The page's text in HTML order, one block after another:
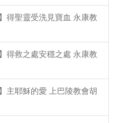
得聖靈受洗見寶血 永康教
得救之處安穩之處 永康教
主耶穌的愛 上巴陵教會胡